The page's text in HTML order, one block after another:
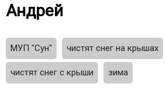
Андрей
МУП "Сун" чистят снег на крышах
чистят снег с крыши зима